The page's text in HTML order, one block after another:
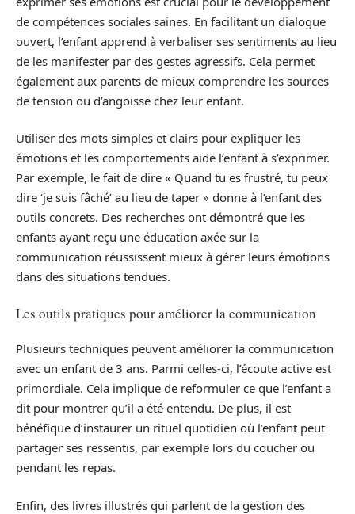
de compétences sociales saines. En facilitant un dialogue
ouvert, l’enfant apprend à verbaliser ses sentiments au lieu
de les manifester par des gestes agressifs. Cela permet
également aux parents de mieux comprendre les sources
de tension ou d’angoisse chez leur enfant.
Utiliser des mots simples et clairs pour expliquer les
émotions et les comportements aide l’enfant à s’exprimer.
Par exemple, le fait de dire « Quand tu es frustré, tu peux
dire ‘je suis fâché’ au lieu de taper » donne à l’enfant des
outils concrets. Des recherches ont démontré que les
enfants ayant reçu une éducation axée sur la
communication réussissent mieux à gérer leurs émotions
dans des situations tendues.
Les outils pratiques pour améliorer la communication
Plusieurs techniques peuvent améliorer la communication
avec un enfant de 3 ans. Parmi celles-ci, l’écoute active est
primordiale. Cela implique de reformuler ce que l’enfant a
dit pour montrer qu’il a été entendu. De plus, il est
bénéfique d’instaurer un rituel quotidien où l’enfant peut
partager ses ressentis, par exemple lors du coucher ou
pendant les repas.
Enfin, des livres illustrés qui parlent de la gestion des